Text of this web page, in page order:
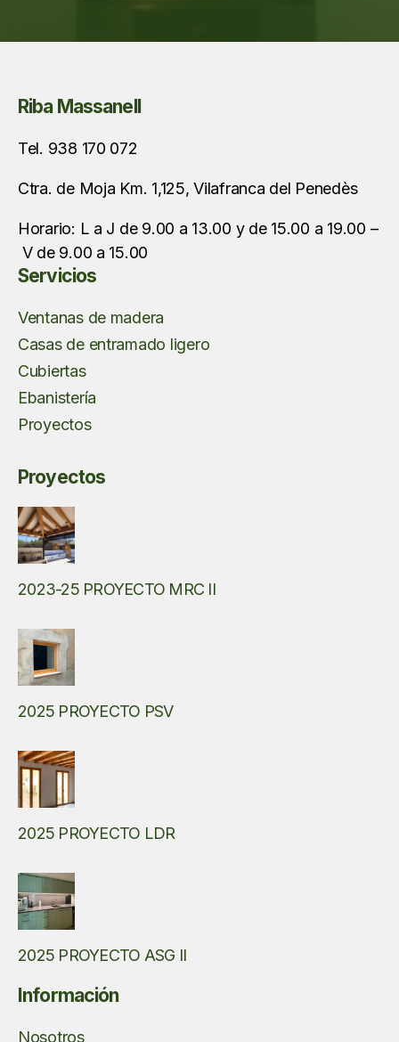
Riba Massanell
Tel. 938 170 072
Ctra. de Moja Km. 1,125, Vilafranca del Penedès
Horario: L a J de 9.00 a 13.00 y de 15.00 a 19.00 –
V de 9.00 a 15.00
Servicios
Ventanas de madera
Casas de entramado ligero
Cubiertas
Ebanistería
Proyectos
Proyectos
2023-25 PROYECTO MRC II
2025 PROYECTO PSV
2025 PROYECTO LDR
2025 PROYECTO ASG II
Información
Nosotros